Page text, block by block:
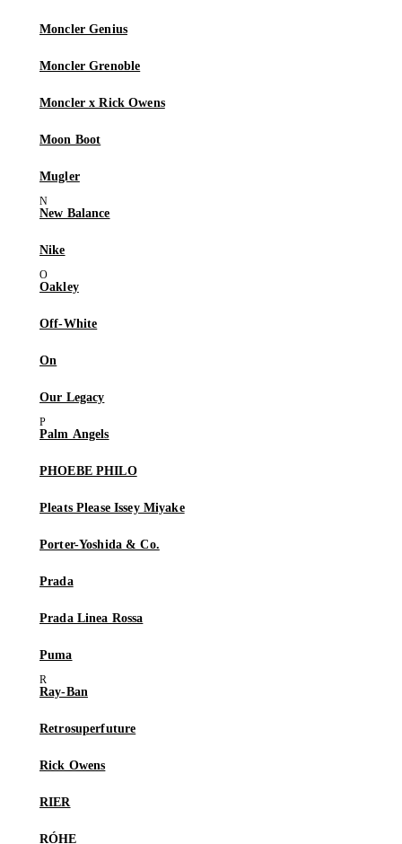
Moncler Genius
Moncler Grenoble
Moncler x Rick Owens
Moon Boot
Mugler
New Balance
Nike
Oakley
Off-White
On
Our Legacy
Palm Angels
PHOEBE PHILO
Pleats Please Issey Miyake
Porter-Yoshida & Co.
Prada
Prada Linea Rossa
Puma
Ray-Ban
Retrosuperfuture
Rick Owens
RIER
RÓHE